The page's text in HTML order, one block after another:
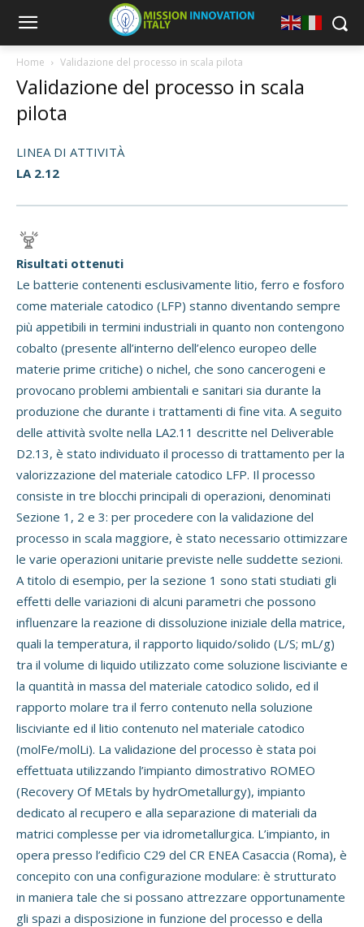
Home Validazione del processo in scala pilota
Validazione del processo in scala
pilota
LINEA DI ATTIVITÀ
LA 2.12
Risultati ottenuti
Le batterie contenenti esclusivamente litio, ferro e fosforo
come materiale catodico (LFP) stanno diventando sempre
più appetibili in termini industriali in quanto non contengono
cobalto (presente all’interno dell’elenco europeo delle
materie prime critiche) o nichel, che sono cancerogeni e
provocano problemi ambientali e sanitari sia durante la
produzione che durante i trattamenti di fine vita. A seguito
delle attività svolte nella LA2.11 descritte nel Deliverable
D2.13, è stato individuato il processo di trattamento per la
valorizzazione del materiale catodico LFP. Il processo
consiste in tre blocchi principali di operazioni, denominati
Sezione 1, 2 e 3: per procedere con la validazione del
processo in scala maggiore, è stato necessario ottimizzare
le varie operazioni unitarie previste nelle suddette sezioni.
A titolo di esempio, per la sezione 1 sono stati studiati gli
effetti delle variazioni di alcuni parametri che possono
influenzare la reazione di dissoluzione iniziale della matrice,
quali la temperatura, il rapporto liquido/solido (L/S; mL/g)
tra il volume di liquido utilizzato come soluzione lisciviante e
la quantità in massa del materiale catodico solido, ed il
rapporto molare tra il ferro contenuto nella soluzione
lisciviante ed il litio contenuto nel materiale catodico
(molFe/molLi). La validazione del processo è stata poi
effettuata utilizzando l’impianto dimostrativo ROMEO
(Recovery Of MEtals by hydrOmetallurgy), impianto
dedicato al recupero e alla separazione di materiali da
matrici complesse per via idrometallurgica. L’impianto, in
opera presso l’edificio C29 del CR ENEA Casaccia (Roma), è
concepito con una configurazione modulare: è strutturato
in maniera tale che si possano attrezzare opportunamente
gli spazi a disposizione in funzione del processo e della